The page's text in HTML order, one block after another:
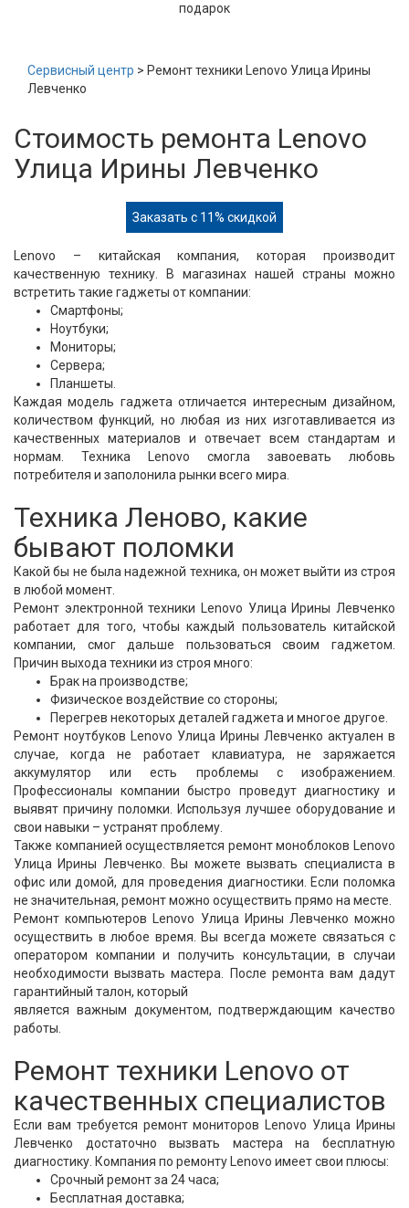
подарок
Сервисный центр > Ремонт техники Lenovo Улица Ирины
Левченко
Стоимость ремонта Lenovo
Улица Ирины Левченко
Заказать с 11% скидкой
Lenovo – китайская компания, которая производит
качественную технику. В магазинах нашей страны можно
встретить такие гаджеты от компании:
Смартфоны;
Ноутбуки;
Мониторы;
Сервера;
Планшеты.
Каждая модель гаджета отличается интересным дизайном,
количеством функций, но любая из них изготавливается из
качественных материалов и отвечает всем стандартам и
нормам. Техника Lenovo смогла завоевать любовь
потребителя и заполонила рынки всего мира.
Техника Леново, какие
бывают поломки
Какой бы не была надежной техника, он может выйти из строя
в любой момент.
Ремонт электронной техники Lenovo Улица Ирины Левченко
работает для того, чтобы каждый пользователь китайской
компании, смог дальше пользоваться своим гаджетом.
Причин выхода техники из строя много:
Брак на производстве;
Физическое воздействие со стороны;
Перегрев некоторых деталей гаджета и многое другое.
Ремонт ноутбуков Lenovo Улица Ирины Левченко актуален в
случае, когда не работает клавиатура, не заряжается
аккумулятор или есть проблемы с изображением.
Профессионалы компании быстро проведут диагностику и
выявят причину поломки. Используя лучшее оборудование и
свои навыки – устранят проблему.
Также компанией осуществляется ремонт моноблоков Lenovo
Улица Ирины Левченко. Вы можете вызвать специалиста в
офис или домой, для проведения диагностики. Если поломка
не значительная, ремонт можно осуществить прямо на месте.
Ремонт компьютеров Lenovo Улица Ирины Левченко можно
осуществить в любое время. Вы всегда можете связаться с
оператором компании и получить консультации, в случаи
необходимости вызвать мастера. После ремонта вам дадут
гарантийный талон, который
является важным документом, подтверждающим качество
работы.
Ремонт техники Lenovo от
качественных специалистов
Если вам требуется ремонт мониторов Lenovo Улица Ирины
Левченко достаточно вызвать мастера на бесплатную
диагностику. Компания по ремонту Lenovo имеет свои плюсы:
Срочный ремонт за 24 часа;
Бесплатная доставка;